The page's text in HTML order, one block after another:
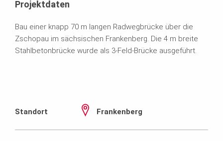
Projektdaten
Bau einer knapp 70 m langen Radwegbrücke über die
Zschopau im sächsischen Frankenberg. Die 4 m breite
Stahlbetonbrücke wurde als 3-Feld-Brücke ausgeführt.
Standort Frankenberg